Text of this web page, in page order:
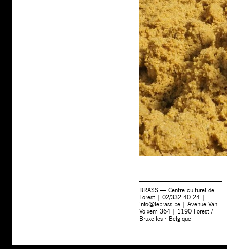
BRASS — Centre culturel de
Forest | 02/332.40.24 |
info@lebrass.be | Avenue Van
Volxem 364 | 1190 Forest /
Bruxelles · Belgique